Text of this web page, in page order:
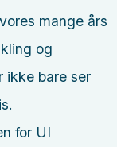
mange års
og
ikke bare ser
for UI